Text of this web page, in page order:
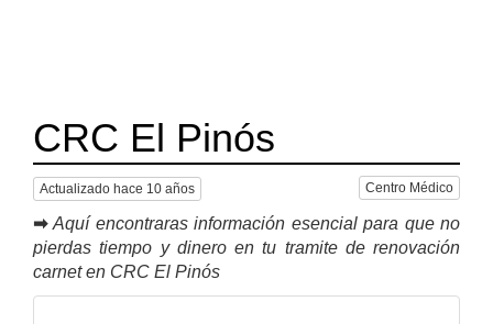
CRC El Pinós
Actualizado hace 10 años Centro Médico
➡ Aquí encontraras información esencial para que no
pierdas tiempo y dinero en tu tramite de renovación
carnet en CRC El Pinós